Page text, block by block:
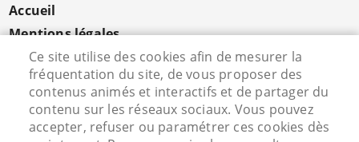
MENU
PIED
PAGE
Accueil
Mentions légales
Données personnelles
Cookies
Contact
S'identifier
Ce site utilise des cookies afin de mesurer la
fréquentation du site, de vous proposer des
contenus animés et interactifs et de partager du
contenu sur les réseaux sociaux. Vous pouvez
accepter, refuser ou paramétrer ces cookies dès